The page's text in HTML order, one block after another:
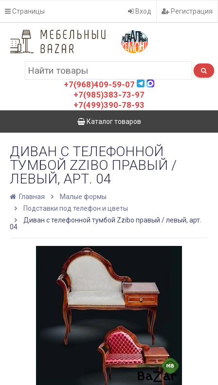
Страницы Вход Регистрация
+7(968)409-59-07
+7(985)383-73-97
+7(499)390-78-93
Каталог товаров
ДИВАН С ТЕЛЕФОННОЙ
ТУМБОЙ ZZIBO ПРАВЫЙ /
ЛЕВЫЙ, АРТ. 04
Главная
Малые формы
Подставки под телефон и цветы
Диван с телефонной тумбой Zzibo правый / левый, арт.
04